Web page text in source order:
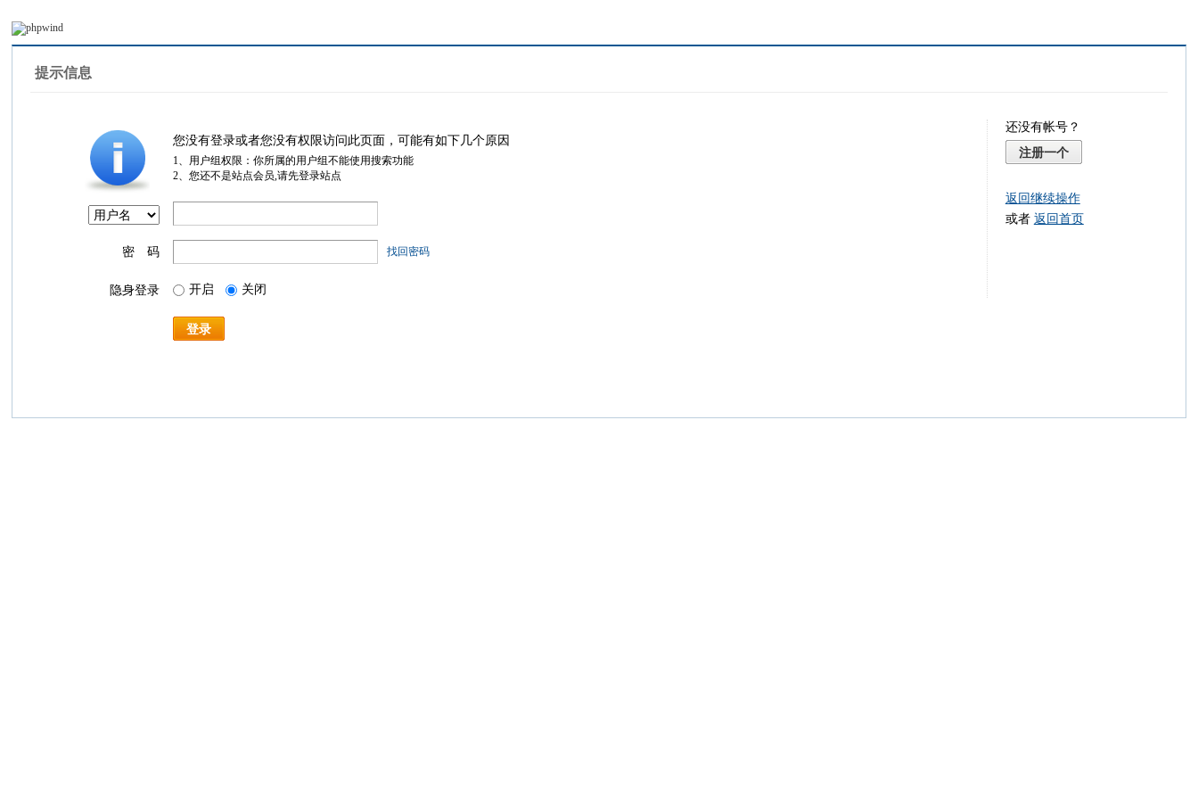
提示信息
您没有登录或者您没有权限访问此页面，可能有如下几个原因
1、用户组权限：你所属的用户组不能使用搜索功能
2、您还不是站点会员,请先登录站点
密 码 找回密码
隐身登录 开启 关闭
登录
还没有帐号？
注册一个
返回继续操作
或者 返回首页